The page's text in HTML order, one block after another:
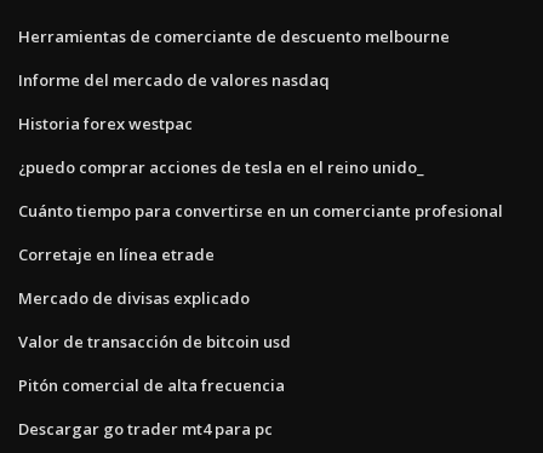
Herramientas de comerciante de descuento melbourne
Informe del mercado de valores nasdaq
Historia forex westpac
¿puedo comprar acciones de tesla en el reino unido_
Cuánto tiempo para convertirse en un comerciante profesional
Corretaje en línea etrade
Mercado de divisas explicado
Valor de transacción de bitcoin usd
Pitón comercial de alta frecuencia
Descargar go trader mt4 para pc